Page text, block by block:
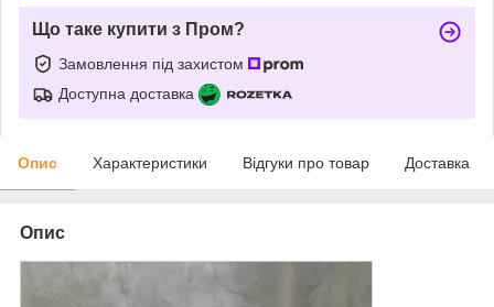
Що таке купити з Пром?
Замовлення під захистом
Доступна доставка
Опис Характеристики Відгуки про товар Доставка
Опис